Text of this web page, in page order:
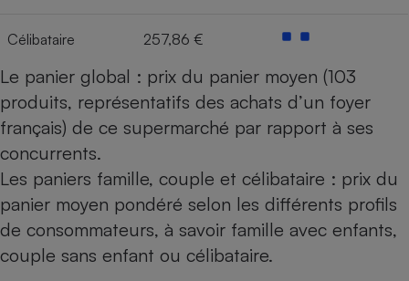
Célibataire 257,86 €
Le panier global : prix du panier moyen (103
produits, représentatifs des achats d’un foyer
français) de ce supermarché par rapport à ses
concurrents.
Les paniers famille, couple et célibataire : prix du
panier moyen pondéré selon les différents profils
de consommateurs, à savoir famille avec enfants,
couple sans enfant ou célibataire.